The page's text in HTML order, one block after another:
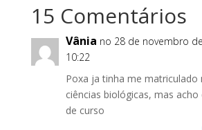
o
o
k
o
n
15 Comentários
Vânia no 28 de novembro
10:22
Poxa ja tinha me matriculado
ciências biológicas, mas
de curso